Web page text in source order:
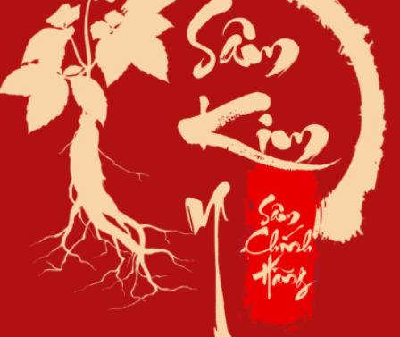
biến
thể.
tùy
chọn
có
được
chọn
trên
trang
sản
phẩm